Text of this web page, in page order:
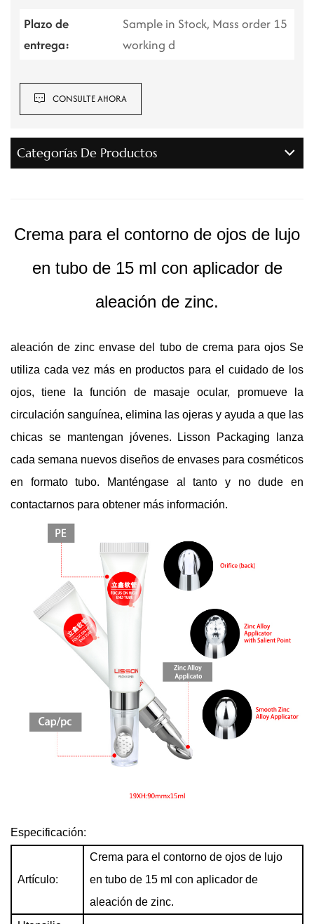
Plazo de
entrega:
Sample in Stock, Mass order 15
working d
CONSULTE AHORA
Categorías De Productos
Crema para el contorno de ojos de lujo
en tubo de 15 ml con aplicador de
aleación de zinc.
aleación de zincenvase del tubo de crema para ojos Se
utiliza cada vez más en productos para el cuidado de los
ojos, tiene la función de masaje ocular, promueve la
circulación sanguínea, elimina las ojeras y ayuda a que las
chicas se mantengan jóvenes.
Lisson Packaging lanza
cada semana nuevos diseños de envases para cosméticos
en formato tubo. Manténgase al tanto y no dude en
contactarnos para obtener más información.
Especificación:
Artículo:
Crema para el contorno de ojos de lujo
en tubo de 15 ml con aplicador de
aleación de zinc.